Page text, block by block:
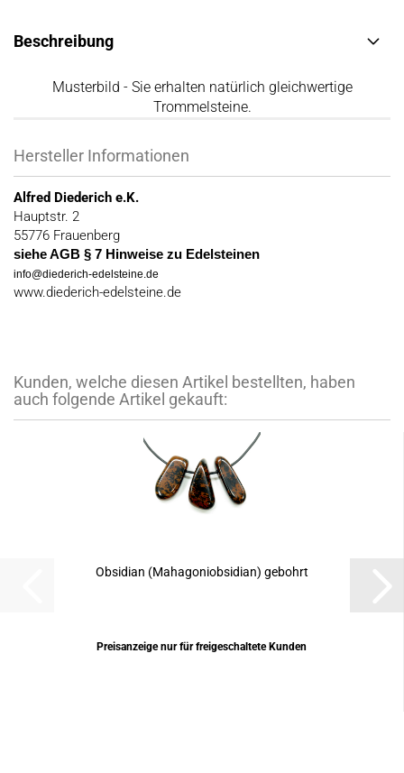
Beschreibung
Musterbild - Sie erhalten natürlich gleichwertige
Trommelsteine.
Hersteller Informationen
Alfred Diederich e.K.
Hauptstr. 2
55776 Frauenberg
siehe AGB § 7 Hinweise zu Edelsteinen
info@diederich-edelsteine.de
www.diederich-edelsteine.de
Kunden, welche diesen Artikel bestellten, haben
auch folgende Artikel gekauft:
Obsidian (Mahagoniobsidian) gebohrt
Preisanzeige nur für freigeschaltete Kunden